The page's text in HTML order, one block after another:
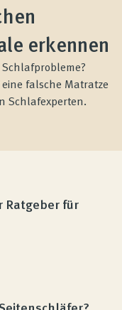
erkennen
falsche Matratze
Schlafexperten.
Ratgeber für